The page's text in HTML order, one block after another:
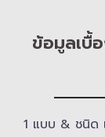
ข้อมูลเบื้
1 แบบ & ​ชนิด